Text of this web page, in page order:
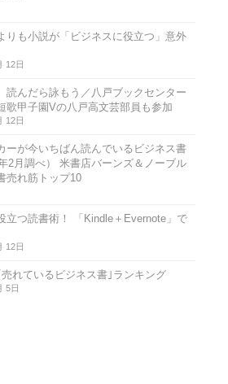
りも小説が「ビジネスに役立つ」意外
12日
読んだら詠もう／八戸ブックセンター
歌甲子園Vの八戸高文芸部員も参加
12日
ーが今いちばん読んでいるビジネス書
2月調べ） 米書店バーンズ＆ノーブル
売れ筋トップ10
立つ読書術！ 「Kindle＋Evernote」で
12日
れているビジネス書｣ランキング
5日